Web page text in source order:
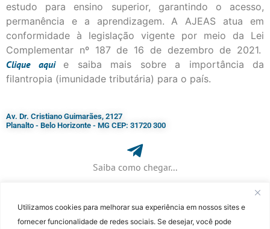
Utilizamos cookies para melhorar sua experiência em nossos sites e
fornecer funcionalidade de redes sociais. Se desejar, você pode
estudo para ensino superior, garantindo o acesso,
permanência e a aprendizagem. A AJEAS atua em
conformidade à legislação vigente por meio da Lei
Complementar nº 187 de 16 de dezembro de 2021.
Cliqueaqui
e saiba mais sobre a importância da
filantropia (imunidade tributária) para o país.
Av. Dr. Cristiano Guimarães, 2127
Planalto - Belo Horizonte - MG CEP: 31720 300
Saiba como chegar...
+ 55 (31) 3115-7000​